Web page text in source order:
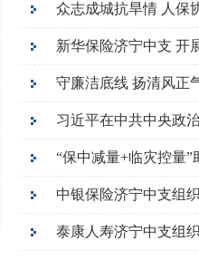
众志成城抗旱情 人保
新华保险济宁中支 开
中银保险济宁中支组
泰康人寿济宁中支组